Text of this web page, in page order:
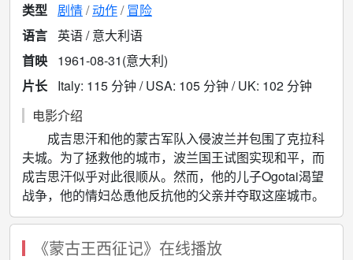
类型 剧情 动作 冒险
语言
英语 / 意大利语
首映
1961-08-31(意大利)
片长
Italy: 115 分钟 / USA: 105 分钟 / UK: 102 分钟
电影介绍
成吉思汗和他的蒙古军队入侵波兰并包围了克拉科
夫城。为了拯救他的城市，波兰国王试图实现和平，而
成吉思汗似乎对此很顺从。然而，他的儿子Ogotai渴望
战争，他的情妇怂恿他反抗他的父亲并夺取这座城市。
《蒙古王西征记》在线播放